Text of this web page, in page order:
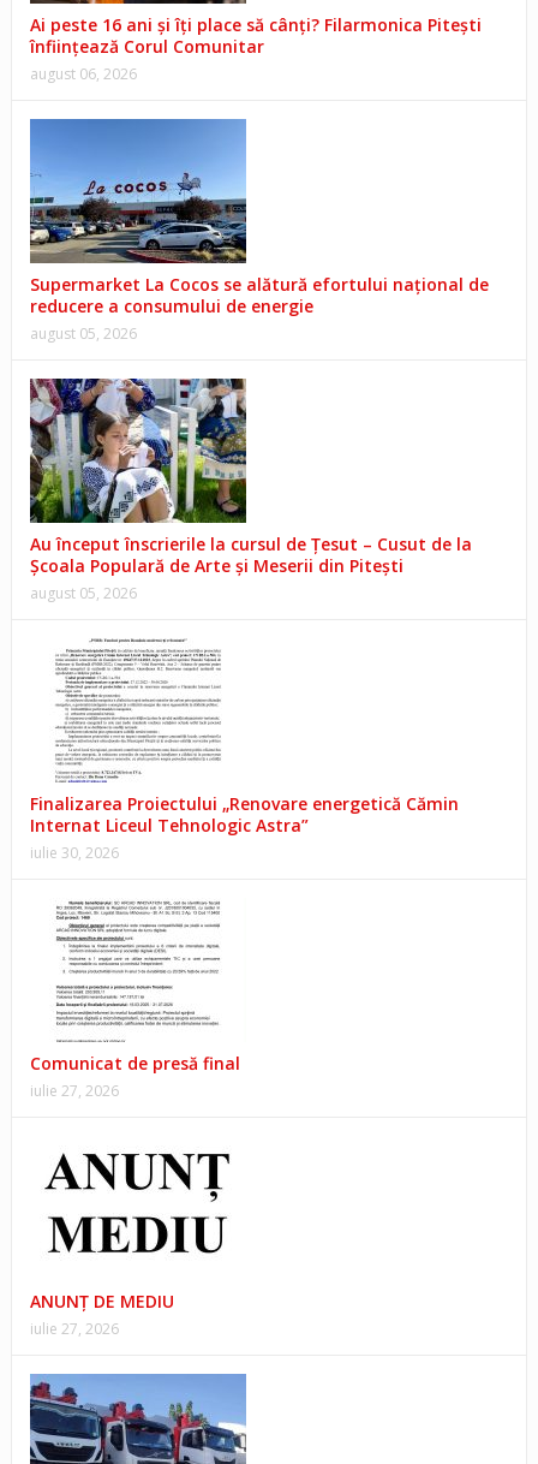
Ai peste 16 ani și îți place să cânți? Filarmonica Pitești
înființează Corul Comunitar
august 06, 2026
Supermarket La Cocos se alătură efortului național de
reducere a consumului de energie
august 05, 2026
Au început înscrierile la cursul de Țesut – Cusut de la
Școala Populară de Arte și Meserii din Pitești
august 05, 2026
Finalizarea Proiectului „Renovare energetică Cămin
Internat Liceul Tehnologic Astra”
iulie 30, 2026
Comunicat de presă final
iulie 27, 2026
ANUNŢ DE MEDIU
iulie 27, 2026